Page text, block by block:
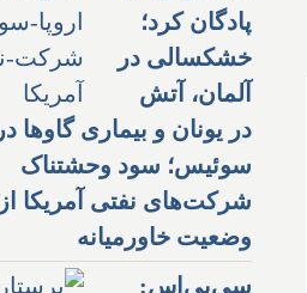
پادگان کرد؛
خشکسالی در
آلمان، آتش
در یونان و بیماری گاوها در
سوئیس؛ سود وحشتناک
شرکت‌های نفتی آمریکا از
وضعیت خاورمیانه
سی‌بی‌اس: